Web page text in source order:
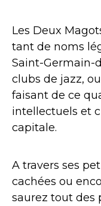
Les Deux
tant de noms
Saint-Germain-
clubs de jazz,
faisant de ce
intellectuels et
capitale.
A travers ses
cachées ou
saurez tout des